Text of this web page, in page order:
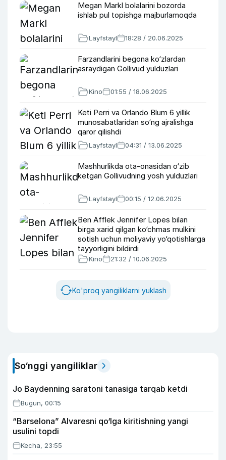
Megan Markl bolalarini bozorda
ishlab pul topishga majburlamoqda
Layfstayl 18:28 / 20.06.2025
Farzandlarini begona ko‘zlardan
asraydigan Gollivud yulduzlari
Kino 01:55 / 18.06.2025
Keti Perri va Orlando Blum 6 yillik
munosabatlaridan so‘ng ajralishga
qaror qilishdi
Layfstayl 04:31 / 13.06.2025
Mashhurlikda ota-onasidan o‘zib
ketgan Gollivudning yosh yulduzlari
Layfstayl 00:15 / 12.06.2025
Ben Afflek Jennifer Lopes bilan
birga xarid qilgan ko‘chmas mulkini
sotish uchun moliyaviy yo‘qotishlarga
tayyorligini bildirdi
Kino 21:32 / 10.06.2025
Ko'proq yangiliklarni yuklash
So‘nggi yangiliklar
Jo Baydenning saratoni tanasiga tarqab ketdi
Bugun, 00:15
“Barselona” Alvaresni qo‘lga kiritishning yangi
usulini topdi
Kecha, 23:55